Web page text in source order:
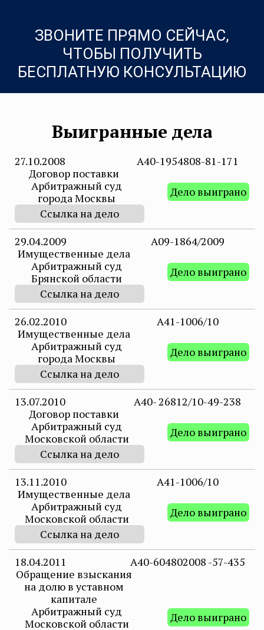
ЗВОНИТЕ ПРЯМО СЕЙЧАС,
ЧТОБЫ ПОЛУЧИТЬ
БЕСПЛАТНУЮ КОНСУЛЬТАЦИЮ
Выигранные дела
27.10.2008
А40-1954808-81-171
Договор поставки
Арбитражный суд
города Москвы
Дело выиграно
Ссылка на дело
29.04.2009
А09-1864/2009
Имущественные дела
Арбитражный суд
Брянской области
Дело выиграно
Ссылка на дело
26.02.2010
A41-1006/10
Имущественные дела
Арбитражный суд
города Москвы
Дело выиграно
Ссылка на дело
13.07.2010
А40- 26812/10-49-238
Договор поставки
Арбитражный суд
Московской области
Дело выиграно
Ссылка на дело
13.11.2010
А41-1006/10
Имущественные дела
Арбитражный суд
Московской области
Дело выиграно
Ссылка на дело
18.04.2011
А40-604802008 -57-435
Обращение взыскания
на долю в уставном
капитале
Арбитражный суд
Московской области
Дело выиграно